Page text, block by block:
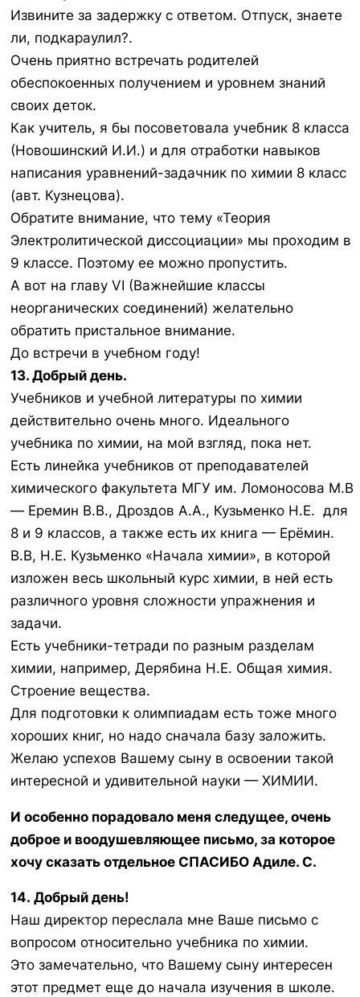
Извините за задержку с ответом. Отпуск, знаете
ли, подкараулил?.
Очень приятно встречать родителей
обеспокоенных получением и уровнем знаний
своих деток.
Как учитель, я бы посоветовала учебник 8 класса
(Новошинский И.И.) и для отработки навыков
написания уравнений-задачник по химии 8 класс
(авт. Кузнецова).
Обратите внимание, что тему «Теория
Электролитической диссоциации» мы проходим в
9 классе. Поэтому ее можно пропустить.
А вот на главу VI (Важнейшие классы
неорганических соединений) желательно
обратить пристальное внимание.
До встречи в учебном году!
13. Добрый день.
Учебников и учебной литературы по химии
действительно очень много. Идеального
учебника по химии, на мой взгляд, пока нет.
Есть линейка учебников от преподавателей
химического факультета МГУ им. Ломоносова М.В
— Еремин В.В., Дроздов А.А., Кузьменко Н.Е. для
8 и 9 классов, а также есть их книга — Ерёмин.
В.В, Н.Е. Кузьменко «Начала химии», в которой
изложен весь школьный курс химии, в ней есть
различного уровня сложности упражнения и
задачи.
Есть учебники-тетради по разным разделам
химии, например, Дерябина Н.Е. Общая химия.
Строение вещества.
Для подготовки к олимпиадам есть тоже много
хороших книг, но надо сначала базу заложить.
Желаю успехов Вашему сыну в освоении такой
интересной и удивительной науки — ХИМИИ.
И особенно порадовало меня следущее, очень
доброе и воодушевляющее письмо, за которое
хочу сказать отдельное СПАСИБО Адиле. С.
14. Добрый день!
Наш директор переслала мне Ваше письмо с
вопросом относительно учебника по химии.
Это замечательно, что Вашему сыну интересен
этот предмет еще до начала изучения в школе.